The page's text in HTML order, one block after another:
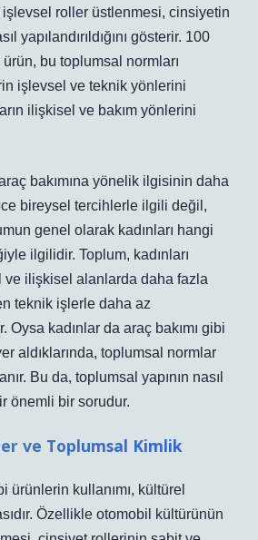
işlevsel roller üstlenmesi, cinsiyetin
yapılandırıldığını gösterir. 100
bu toplumsal normları
işlevsel ve teknik yönlerini
ilişkisel ve bakım yönlerini
bakımına yönelik ilgisinin daha
bireysel tercihlerle ilgili değil,
genel olarak kadınları hangi
ilgilidir. Toplum, kadınları
ilişkisel alanlarda daha fazla
teknik işlerle daha az
kadınlar da araç bakımı gibi
aldıklarında, toplumsal normlar
Bu da, toplumsal yapının nasıl
önemli bir sorudur.
ve Toplumsal Kimlik
ürünlerin kullanımı, kültürel
Özellikle otomobil kültürünün